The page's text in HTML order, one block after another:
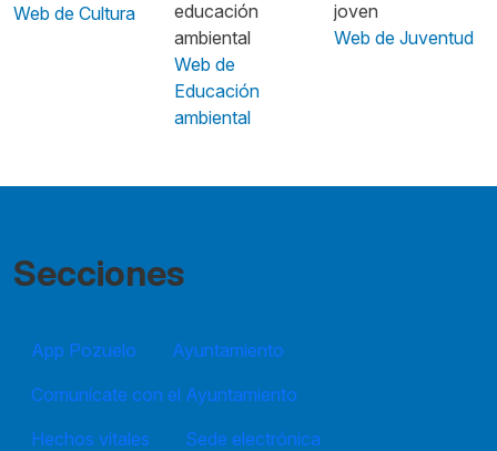
Web de Cultura
Web de
Educación
ambiental
Web de Juventud
Secciones
App Pozuelo
Ayuntamiento
Comunícate con el Ayuntamiento
Hechos vitales
Sede electrónica